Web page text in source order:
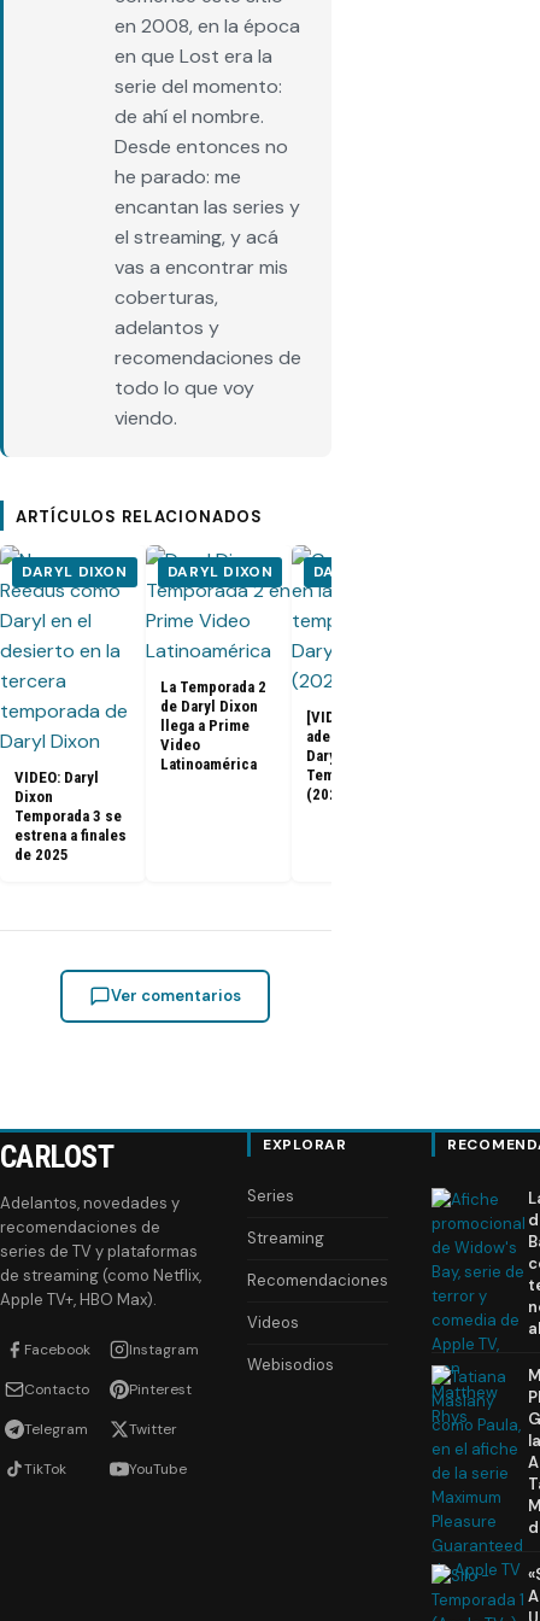
en 2008, en la época
en que Lost era la
serie del momento:
de ahí el nombre.
Desde entonces no
he parado: me
encantan las series y
el streaming, y acá
vas a encontrar mis
coberturas,
adelantos y
recomendaciones de
todo lo que voy
viendo.
ARTÍCULOS RELACIONADOS
DARYL DIXON
VIDEO: Daryl
Dixon
Temporada 3 se
estrena a finales
de 2025
DARYL DIXON
La Temporada 2
de Daryl Dixon
llega a Prime
Video
Latinoamérica
DARYL DIXON
[VIDEO] Primer
adelanto de
Daryl Dixon
Temporada 3
(2025)
Ver comentarios
CARLOST
Adelantos, novedades y
recomendaciones de
series de TV y plataformas
de streaming (como Netflix,
Apple TV+, HBO Max).
Facebook Instagram
Contacto Pinterest
Telegram Twitter
TikTok YouTube
EXPLORAR
Series
Streaming
Recomendaciones
Videos
Webisodios